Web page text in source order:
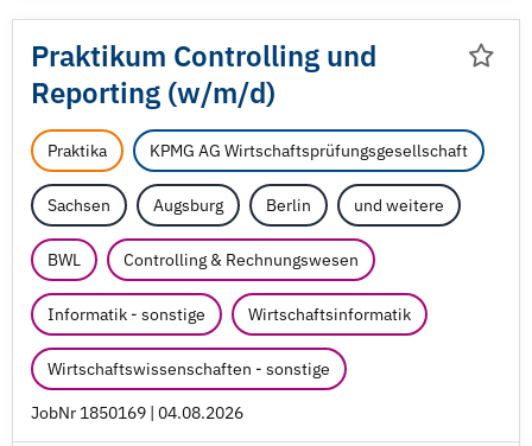
Praktikum Controlling und
Reporting (w/m/d)
Praktika KPMG AG Wirtschaftsprüfungsgesellschaft
Sachsen Augsburg Berlin und weitere
BWL Controlling & Rechnungswesen
Informatik - sonstige Wirtschaftsinformatik
Wirtschaftswissenschaften - sonstige
JobNr 1850169 | 04.08.2026